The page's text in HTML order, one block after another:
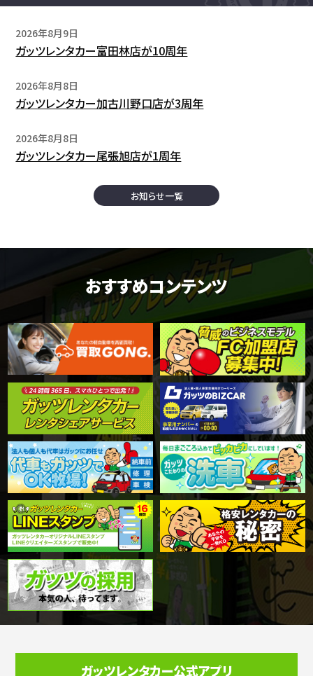
2026年8月9日
ガッツレンタカー富田林店が10周年
2026年8月8日
ガッツレンタカー加古川野口店が3周年
2026年8月8日
ガッツレンタカー尾張旭店が1周年
お知らせ一覧
おすすめコンテンツ
ガッツレンタカー公式アプリ